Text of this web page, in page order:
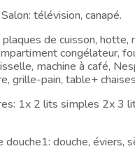
télévision, canapé.
plaques de cuisson, hotte,
congélateur,
machine à café,
grille-pain, table+
1x 2 lits simples 2x 3
douche1: douche, éviers,